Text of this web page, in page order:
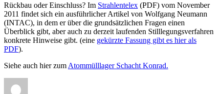
Rückbau oder Einschluss? Im Strahlentelex (PDF) vom November
2011 findet sich ein ausführlicher Artikel von Wolfgang Neumann
(INTAC), in dem er über die grundsätzlichen Fragen einen
Überblick gibt, aber auch zu derzeit laufenden Stilllegungsverfahren
konkrete Hinweise gibt. (eine gekürzte Fassung gibt es hier als
PDF).
Siehe auch hier zum Atommülllager Schacht Konrad.